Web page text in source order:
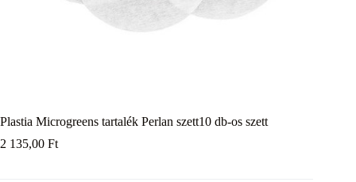
Plastia Microgreens tartalék Perlan szett10 db-os szett
2 135,00 Ft